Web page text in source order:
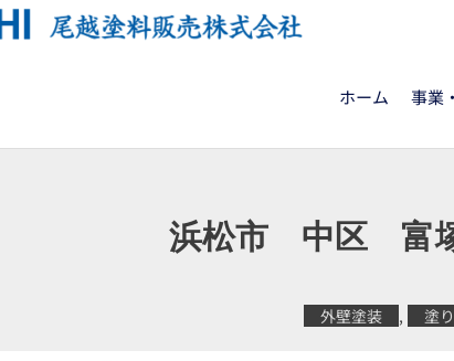
ホーム 事業
浜松市 中区 富
外壁塗装 , 塗